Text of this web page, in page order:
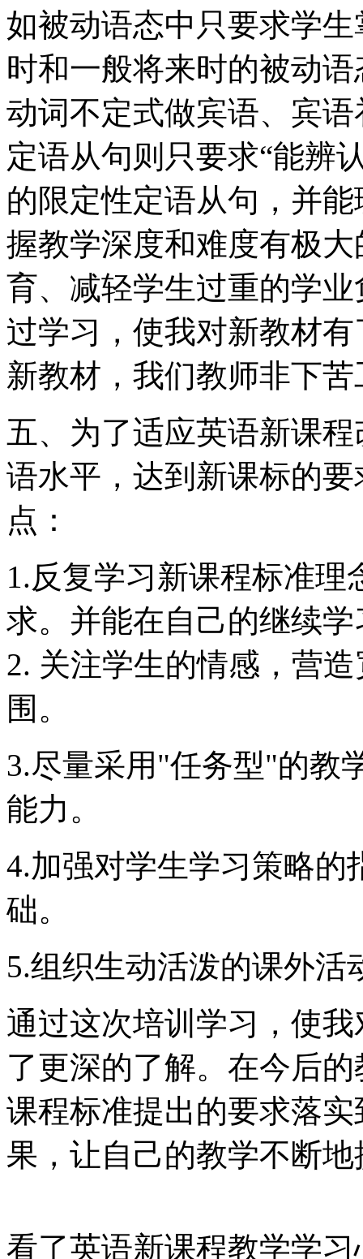
如被动语态中只要求学
时和一般将来时的被动
动词不定式做宾语、宾
定语从句则只要求“能辨
的限定性定语从句，并
握教学深度和难度有极
育、减轻学生过重的学
过学习，使我对新教材
新教材，我们教师非下
五、为了适应英语新课
语水平，达到新课标的
点：
1.反复学习新课程标准
求。并能在自己的继续
2. 关注学生的情感，营
围。
3.尽量采用"任务型"的教
能力。
4.加强对学生学习策略的
础。
5.组织生动活泼的课外
通过这次培训学习，使
了更深的了解。在今后
课程标准提出的要求落
果，让自己的教学不断
看了英语新课程教学学习